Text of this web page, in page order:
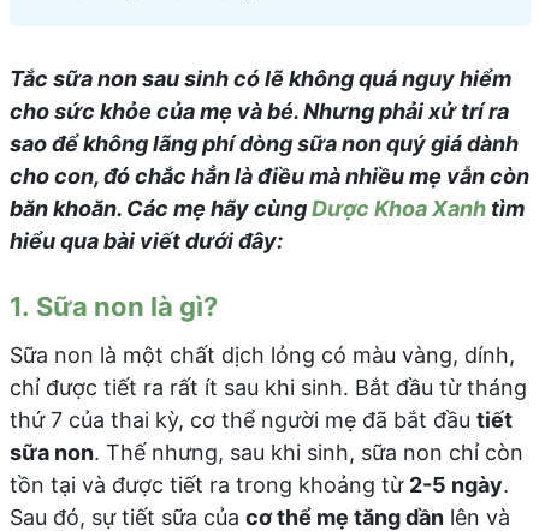
Tắc sữa non sau sinh có lẽ không quá nguy hiểm
cho sức khỏe của mẹ và bé. Nhưng phải xử trí ra
sao để không lãng phí dòng sữa non quý giá dành
cho con, đó chắc hẳn là điều mà nhiều mẹ vẫn còn
băn khoăn. Các mẹ hãy cùngDược Khoa Xanhtìm
hiểu qua bài viết dưới đây:
1. Sữa non là gì?
Sữa non là một chất dịch lỏng có màu vàng, dính,
chỉ được tiết ra rất ít sau khi sinh. Bắt đầu từ tháng
thứ 7 của thai kỳ, cơ thể người mẹ đã bắt đầu tiết
sữa non. Thế nhưng, sau khi sinh, sữa non chỉ còn
tồn tại và được tiết ra trong khoảng từ 2-5 ngày.
Sau đó, sự tiết sữa của cơ thể mẹ tăng dầnlên và